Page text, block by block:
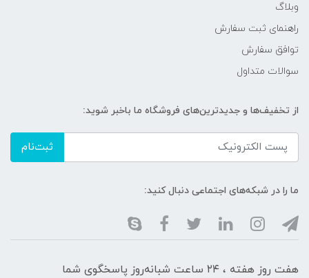
وبلاگ
راهنمای ثبت سفارش
توافق سفارش
سوالات متداول
از تخفیف‌ها و جدیدترین‌های فروشگاه ما باخبر شوید:
ثبت‌نام
ما را در شبکه‌های اجتماعی دنبال کنید:
هفت روز هفته ، ۲۴ ساعت شبانه‌روز پاسخگوی شما